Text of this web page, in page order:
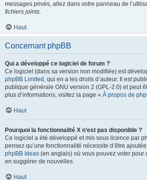
messages privés, allez dans votre panneau de
fichiers joints.
Haut
Concernant phpBB
Qui a développé ce logiciel de forum ?
Ce logiciel (dans sa version non modifiée) est
phpBB Limited , qui en a les droits d’auteur. Il est
publique générale GNU version 2 (GPL-2.0) et peut
plus d’informations, visitez la page « À propos de
Haut
Pourquoi la fonctionnalité X n’est pas disponible ?
Ce logiciel a été développé et mis sous licence par
pensez qu’une fonctionnalité nécessite d’être
phpBB Ideas (en anglais) où vous pouvez voter pour
en suggérer de nouvelles.
Haut